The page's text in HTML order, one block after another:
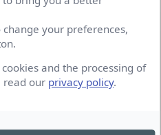
idées fortes et faire de
entrer dans les
qui se développe de plus
la parole à
des clients, et de
your preferences,
and the processing of
read our privacy policy.